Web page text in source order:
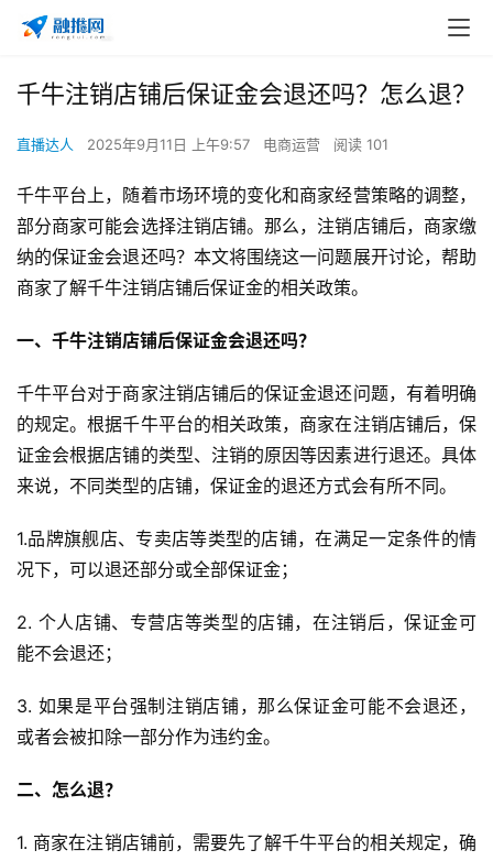
千牛注销店铺后保证金会退还吗？怎么退？
直播达人 2025年9月11日 上午9:57 电商运营 阅读 101
千牛平台上，随着市场环境的变化和商家经营策略的调整，
部分商家可能会选择注销店铺。那么，注销店铺后，商家缴
纳的保证金会退还吗？本文将围绕这一问题展开讨论，帮助
商家了解千牛注销店铺后保证金的相关政策。
一、千牛注销店铺后保证金会退还吗？
千牛平台对于商家注销店铺后的保证金退还问题，有着明确
的规定。根据千牛平台的相关政策，商家在注销店铺后，保
证金会根据店铺的类型、注销的原因等因素进行退还。具体
来说，不同类型的店铺，保证金的退还方式会有所不同。
1.品牌旗舰店、专卖店等类型的店铺，在满足一定条件的情
况下，可以退还部分或全部保证金；
2. 个人店铺、专营店等类型的店铺，在注销后，保证金可
能不会退还；
3. 如果是平台强制注销店铺，那么保证金可能不会退还，
或者会被扣除一部分作为违约金。
二、怎么退？
1. 商家在注销店铺前，需要先了解千牛平台的相关规定，确